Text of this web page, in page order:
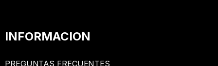
INFORMACION
PREGUNTAS FRECUENTES